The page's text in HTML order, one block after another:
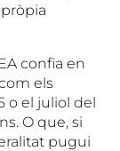
confia en
els
o el juliol del
O que, si
pugui